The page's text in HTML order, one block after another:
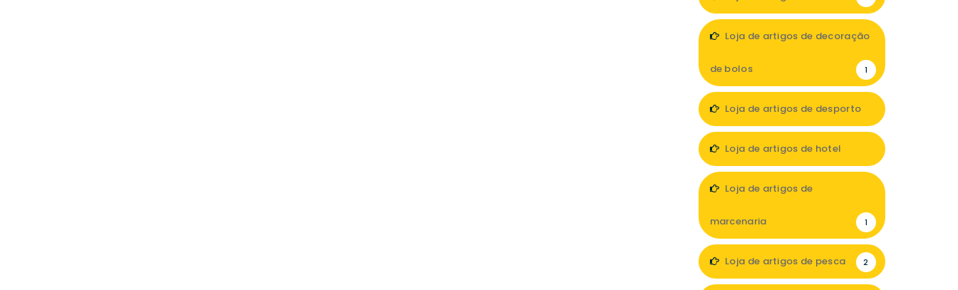
Loja de artigos de decoração
de bolos 1
Loja de artigos de desporto
Loja de artigos de hotel
Loja de artigos de
marcenaria 1
Loja de artigos de pesca 2